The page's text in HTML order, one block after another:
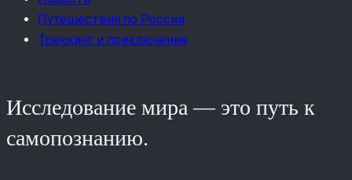
Путешествия по России
Треккинг и приключения
Исследование мира — это путь к
самопознанию.